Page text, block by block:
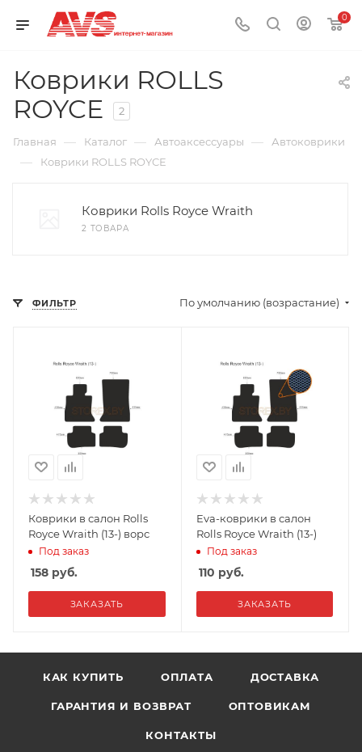
0
Коврики ROLLS
ROYCE
2
Главная — Каталог — Автоаксессуары — Автоковрики
— Коврики ROLLS ROYCE
Коврики Rolls Royce Wraith
2 ТОВАРА
ФИЛЬТР По умолчанию (возрастание)
Коврики в салон Rolls
Royce Wraith (13-) ворс
Под заказ
158 руб.
ЗАКАЗАТЬ
Eva-коврики в салон
Rolls Royce Wraith (13-)
Под заказ
110 руб.
ЗАКАЗАТЬ
КАК КУПИТЬ ОПЛАТА ДОСТАВКА
ГАРАНТИЯ И ВОЗВРАТ ОПТОВИКАМ
КОНТАКТЫ